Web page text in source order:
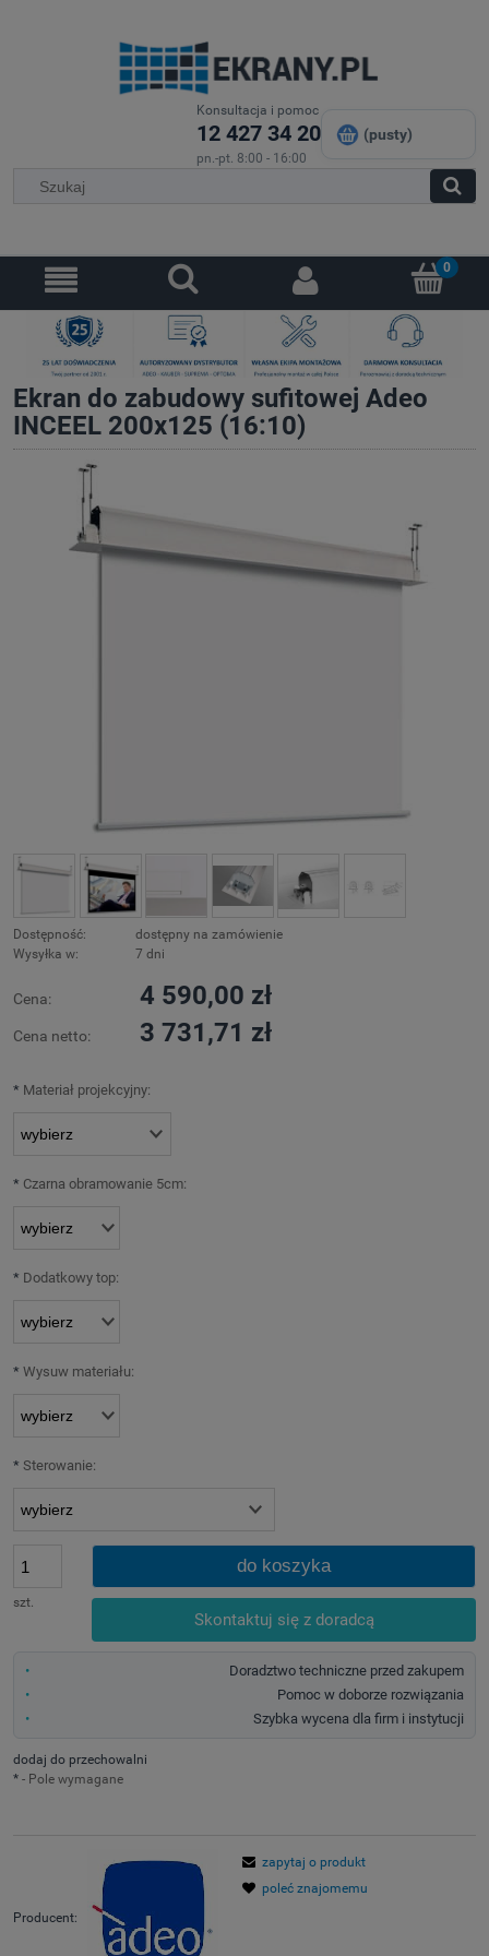
Konsultacja i pomoc
12 427 34 20
pn.-pt. 8:00 - 16:00
(pusty)
Ekran do zabudowy sufitowej Adeo
INCEEL 200x125 (16:10)
Dostępność:
dostępny na zamówienie
Wysyłka w:
7 dni
Cena: 4 590,00 zł
Cena netto: 3 731,71 zł
* Materiał projekcyjny:
* Czarna obramowanie 5cm:
* Dodatkowy top:
* Wysuw materiału:
* Sterowanie:
szt.
do koszyka
Skontaktuj się z doradcą
Doradztwo techniczne przed zakupem
Pomoc w doborze rozwiązania
Szybka wycena dla firm i instytucji
dodaj do przechowalni
* - Pole wymagane
Producent:
zapytaj o produkt
poleć znajomemu